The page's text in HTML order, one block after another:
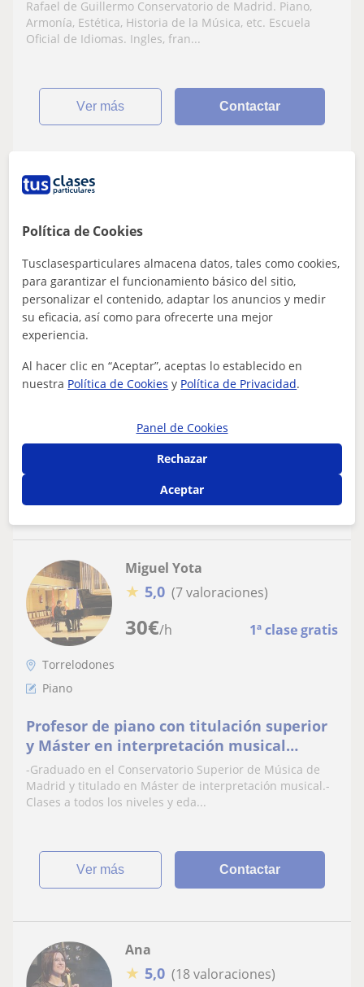
Rafael de Guillermo Conservatorio de Madrid. Piano,
Armonía, Estética, Historia de la Música, etc. Escuela
Oficial de Idiomas. Ingles, fran...
ver más Contactar
Madrid Capital, Boadilla Del ...
Piano
Clases de Música - Piano clásico y
moderno
Clases de piano. lenguaje musical. clásico y moderno.
la partitura tradicional, al c...
30€/h 1ª clase gratis
Miguel Yota
★ 5,0 (7 valoraciones)
Torrelodones
Piano
Profesor de piano con titulación superior
y Máster en interpretación musical
imparte clases de piano en Madrid
-Graduado en el Conservatorio Superior de Música de
Madrid y titulado en Máster de interpretación musical.-
Clases a todos los niveles y eda...
ver más Contactar
Ana
★ 5,0 (18 valoraciones)
Política de Cookies
Tusclasesparticulares almacena datos, tales como cookies,
para garantizar el funcionamiento básico del sitio,
personalizar el contenido, adaptar los anuncios y medir
su eficacia, así como para ofrecerte una mejor
experiencia.
Al hacer clic en “Aceptar”, aceptas lo establecido en
nuestra Política de Cookies y Política de Privacidad.
Panel de Cookies
Rechazar
Aceptar